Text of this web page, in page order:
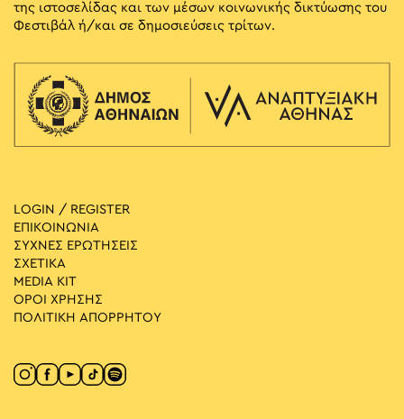
της ιστοσελίδας και των μέσων κοινωνικής δικτύωσης του
Φεστιβάλ ή/και σε δημοσιεύσεις τρίτων.
LOGIN / REGISTER
ΕΠΙΚΟΙΝΩΝΙΑ
ΣΥΧΝΕΣ ΕΡΩΤΗΣΕΙΣ
ΣΧΕΤΙΚΑ
MEDIA ΚIT
ΟΡΟΙ ΧΡΗΣΗΣ
ΠΟΛΙΤΙΚΗ ΑΠΟΡΡΗΤΟΥ